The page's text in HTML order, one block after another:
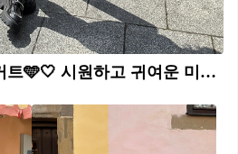
여름 필수템 미니 스커트🩵🤍 시원하고 귀여운 미니 스커트로 여름 데일리룩 완성🍃